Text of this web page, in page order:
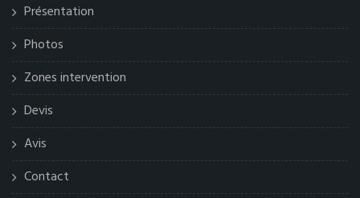
Présentation
Photos
Zones intervention
Devis
Avis
Contact